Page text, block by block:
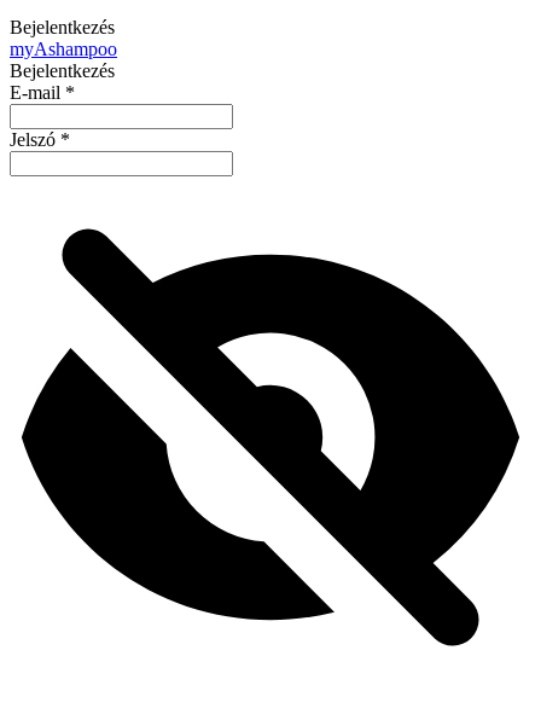
Bejelentkezés
myAshampoo
Bejelentkezés
E-mail *
Jelszó *